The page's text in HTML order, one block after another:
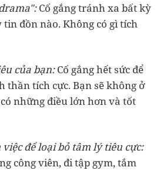
":Cố gắng tránh xa bất kỳ
đồn nào. Không có gì tích
của bạn:Cố gắng hết sức để
tích cực. Bạn sẽ không ở
những điều lớn hơn và tốt
để loại bỏ tâm lý tiêu cực:
công viên, đi tập gym, tắm